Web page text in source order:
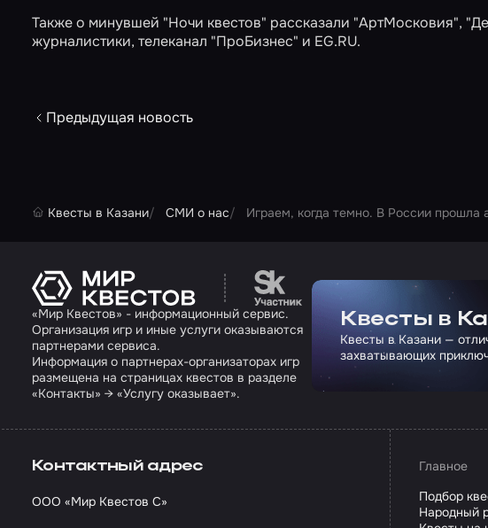
Также о минувшей "Ночи квестов" рассказали "АртМосковия",
журналистики, телеканал "ПроБизнес" и EG.RU.
Предыдущая новость
Квесты в Казани СМИ о нас Играем, когда темно. В России прошла
Перейти на сайт партнера
«Мир Квестов» - информационный сервис.
Организация игр и иные услуги оказываются
партнерами сервиса.
Информация о партнерах-организаторах игр
размещена на страницах квестов в разделе
«Контакты» → «Услугу оказывает».
Квесты в
Квесты в Казани —
захватывающих
Контактный адрес
ООО «Мир Квестов С»
Главное
Подбор
Народный